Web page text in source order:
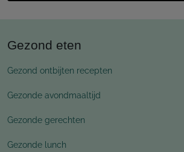
Gezond eten
Gezond ontbijten recepten
Gezonde avondmaaltijd
Gezonde gerechten
Gezonde lunch